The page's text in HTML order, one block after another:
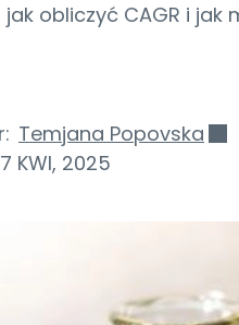
jak obliczyć CAGR i
Temjana Popovska
KWI, 2025